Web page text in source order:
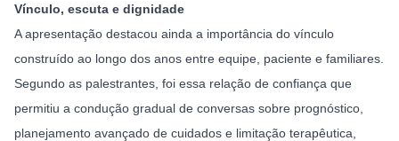
Vínculo, escuta e dignidade
A apresentação destacou ainda a importância do vínculo
construído ao longo dos anos entre equipe, paciente e familiares.
Segundo as palestrantes, foi essa relação de confiança que
permitiu a condução gradual de conversas sobre prognóstico,
planejamento avançado de cuidados e limitação terapêutica,